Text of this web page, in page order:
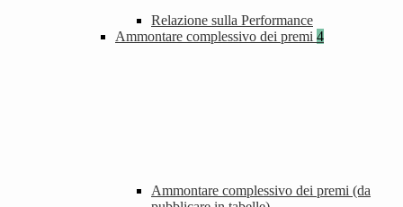
Relazione sulla Performance
Ammontare complessivo dei premi 4
Ammontare complessivo dei premi (da